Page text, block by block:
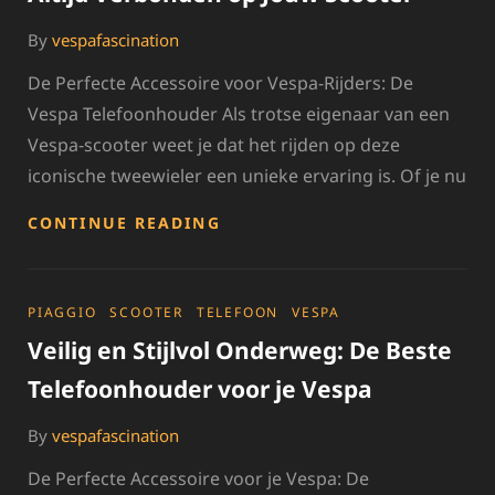
By vespafascination
De Perfecte Accessoire voor Vespa-Rijders: De
Vespa Telefoonhouder Als trotse eigenaar van een
Vespa-scooter weet je dat het rijden op deze
iconische tweewieler een unieke ervaring is. Of je nu
CONTINUE READING
ALTIJD
OP
JOUW
SCOOTER
CATEGORIES
PIAGGIO SCOOTER TELEFOON VESPA
Veilig en Stijlvol Onderweg: De Beste
Telefoonhouder voor je Vespa
By vespafascination
De Perfecte Accessoire voor je Vespa: De